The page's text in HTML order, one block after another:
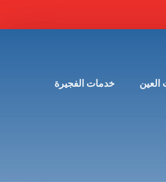
خدمات الفجيرة